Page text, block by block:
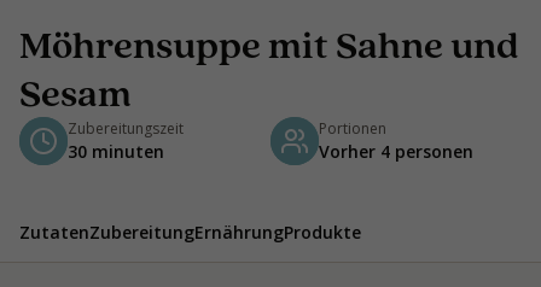
Möhrensuppe mit Sahne und
Sesam
Zubereitungszeit
30 minuten
Portionen
Vorher 4 personen
ZutatenZubereitungErnährungProdukte